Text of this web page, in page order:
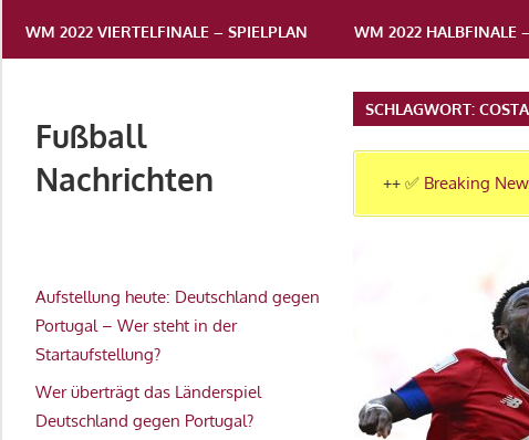
in
WM 2022 VIERTELFINALE – SPIELPLAN WM 2022 HALBFINALE
SCHLAGWORT:
++ ✅ Breaking
Fußball
Nachrichten
Aufstellung heute: Deutschland gegen
Portugal – Wer steht in der
Startaufstellung?
Wer überträgt das Länderspiel
Deutschland gegen Portugal?